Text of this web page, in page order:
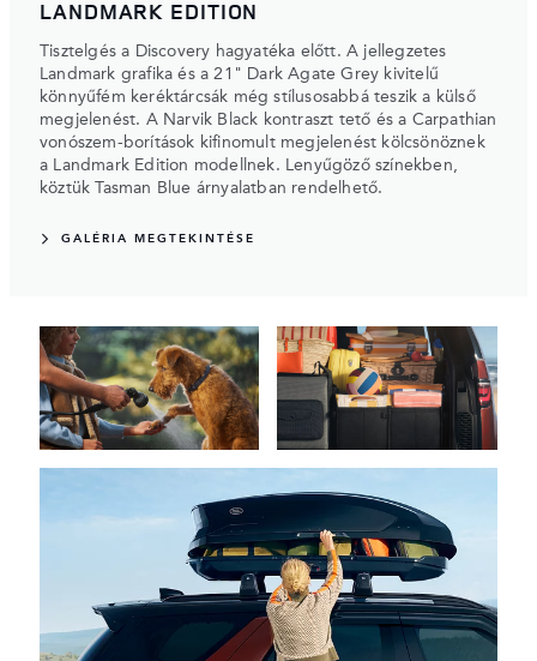
LANDMARK EDITION
Tisztelgés a Discovery hagyatéka előtt. A jellegzetes
Landmark grafika és a 21" Dark Agate Grey kivitelű
könnyűfém keréktárcsák még stílusosabbá teszik a külső
megjelenést. A Narvik Black kontraszt tető és a Carpathian
vonószem-borítások kifinomult megjelenést kölcsönöznek
a Landmark Edition modellnek. Lenyűgöző színekben,
köztük Tasman Blue árnyalatban rendelhető.
GALÉRIA MEGTEKINTÉSE